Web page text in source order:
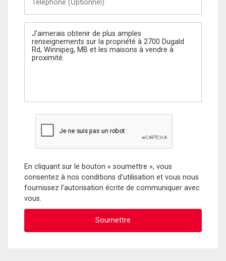
(Optionnel)
Message
En cliquant sur le bouton « soumettre », vous
consentez à nos conditions d'utilisation et vous nous
fournissez l'autorisation écrite de communiquer avec
vous.